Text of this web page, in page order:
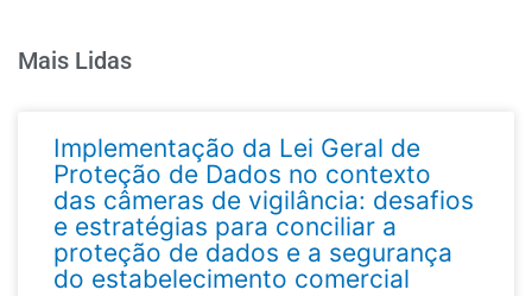
Mais Lidas
Implementação da Lei Geral de
Proteção de Dados no contexto
das câmeras de vigilância: desafios
e estratégias para conciliar a
proteção de dados e a segurança
do estabelecimento comercial